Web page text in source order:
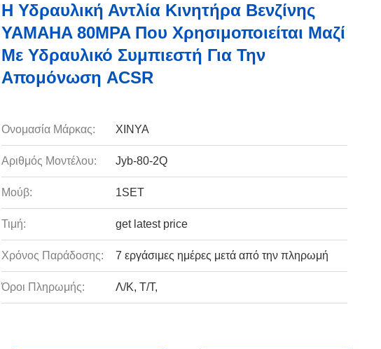
Η Υδραυλική Αντλία Κινητήρα Βενζίνης
YAMAHA 80MPA Που Χρησιμοποιείται Μαζί
Με Υδραυλικό Συμπιεστή Για Την
Απομόνωση ACSR
Ονομασία Μάρκας: XINYA
Αριθμός Μοντέλου: Jyb-80-2Q
Μούβ: 1SET
Τιμή: get latest price
Χρόνος Παράδοσης: 7 εργάσιμες ημέρες μετά από την πληρωμή
Όροι Πληρωμής: Λ/Κ, Τ/Τ,